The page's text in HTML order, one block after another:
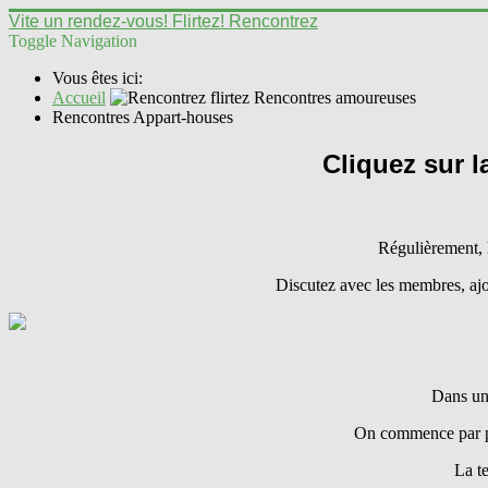
Vite un rendez-vous! Flirtez! Rencontrez
Toggle Navigation
Vous êtes ici:
Accueil
Rencontres Appart-houses
Cliquez sur
Régulièrement,
Discutez avec les membres,
Dans
On commence par
La